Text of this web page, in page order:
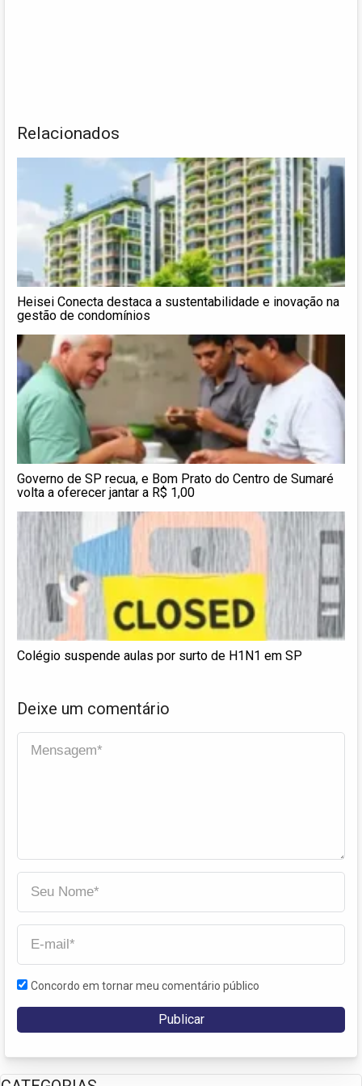
Relacionados
Heisei Conecta destaca a sustentabilidade e inovação na
gestão de condomínios
Governo de SP recua, e Bom Prato do Centro de Sumaré
volta a oferecer jantar a R$ 1,00
Colégio suspende aulas por surto de H1N1 em SP
Deixe um comentário
Concordo em tornar meu comentário público